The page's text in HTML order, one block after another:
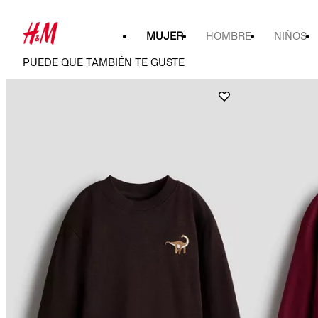
MUJER HOMBRE NIÑOS
PUEDE QUE TAMBIÉN TE GUSTE